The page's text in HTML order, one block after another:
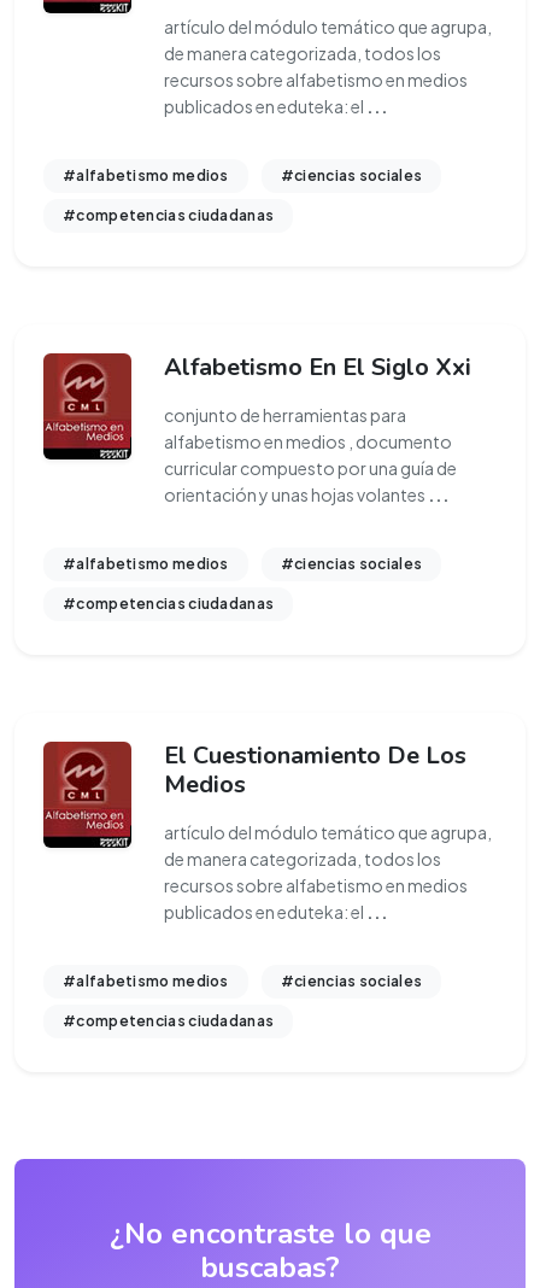
artículo del módulo temático que agrupa,
de manera categorizada, todos los
recursos sobre alfabetismo en medios
publicados en eduteka: el ...
#alfabetismo medios #ciencias sociales
#competencias ciudadanas
Alfabetismo En El Siglo Xxi
conjunto de herramientas para
alfabetismo en medios , documento
curricular compuesto por una guía de
orientación y unas hojas volantes ...
#alfabetismo medios #ciencias sociales
#competencias ciudadanas
El Cuestionamiento De Los
Medios
artículo del módulo temático que agrupa,
de manera categorizada, todos los
recursos sobre alfabetismo en medios
publicados en eduteka: el ...
#alfabetismo medios #ciencias sociales
#competencias ciudadanas
¿No encontraste lo que
buscabas?